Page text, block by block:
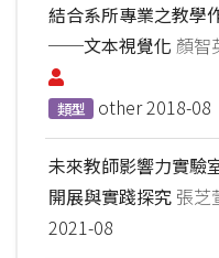
結合系所專業之教學
──文本視覺化 顏智
類型 other2018-08
未來教師影響力實驗
開展與實踐探究 張芝
2021-08